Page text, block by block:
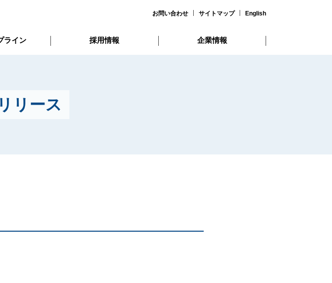
お問い合わせ サイトマップ English
ライン 採用情報 企業情報
リース